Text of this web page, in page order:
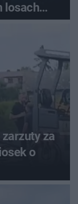
losach
zarzuty za
o